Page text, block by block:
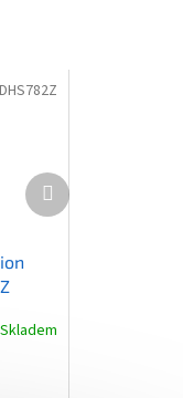
Skladem
DHS782Z
Další
produkt